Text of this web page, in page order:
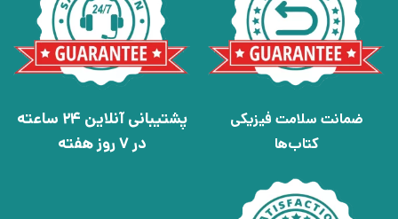
ضمانت سلامت فیزیکی
کتاب‌ها
پشتیبانی آنلاین 24 ساعته
در 7 روز هفته